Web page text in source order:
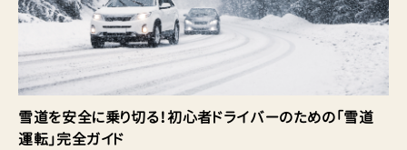
雪道を安全に乗り切る！初心者ドライバーのための「雪道
運転」完全ガイド